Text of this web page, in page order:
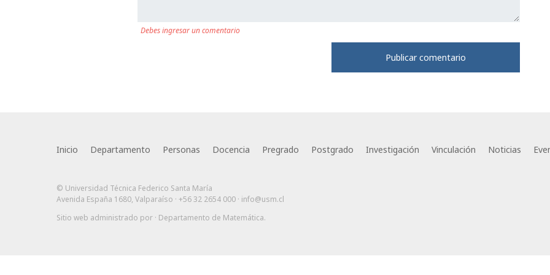
Debes ingresar un comentario
Inicio Departamento Personas Docencia Pregrado Postgrado Investigación Vinculación Noticias
© Universidad Técnica Federico Santa María
Avenida España 1680, Valparaíso · +56 32 2654 000 · info@usm.cl
Sitio web administrado por · Departamento de Matemática.